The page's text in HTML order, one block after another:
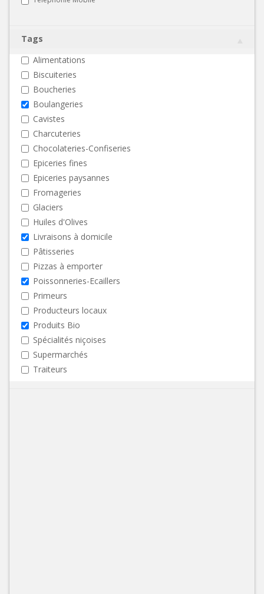
Tags
Alimentations
Biscuiteries
Boucheries
Boulangeries
Cavistes
Charcuteries
Chocolateries-Confiseries
Epiceries fines
Epiceries paysannes
Fromageries
Glaciers
Huiles d'Olives
Livraisons à domicile
Pâtisseries
Pizzas à emporter
Poissonneries-Ecaillers
Primeurs
Producteurs locaux
Produits Bio
Spécialités niçoises
Supermarchés
Traiteurs